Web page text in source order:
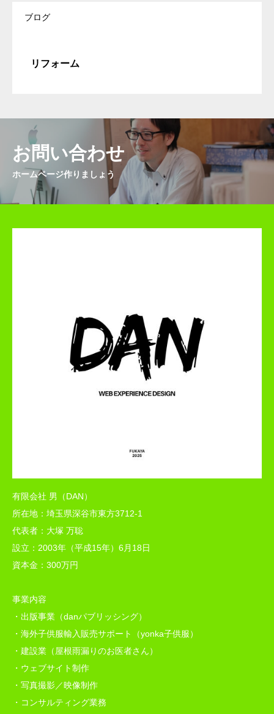
ブログ
リフォーム
お問い合わせ
ホームページ作りましょう
有限会社 男（DAN）
所在地：埼玉県深谷市東方3712-1
代表者：大塚 万聡
設立：2003年（平成15年）6月18日
資本金：300万円
事業内容
・出版事業（danパブリッシング）
・海外子供服輸入販売サポート（yonka子供服）
・建設業（屋根雨漏りのお医者さん）
・ウェブサイト制作
・写真撮影／映像制作
・コンサルティング業務